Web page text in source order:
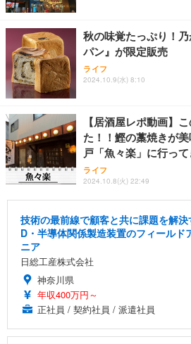
秋の味覚たっぷり！
パン』が限定販売
ライフ
2024.10.9(水) 8:10
【居酒屋レポ動画】
た！！鰹の藁焼きが
戸「魚々楽」に行っ
ライフ
2024.10.8(火) 22:49
技術の最前線で顧客と共に課題を解
D・半導体関係製造装置のフィールド
ニア
日総工産株式会社
神奈川県
年収400万円～
正社員 / 契約社員 / 派遣社員